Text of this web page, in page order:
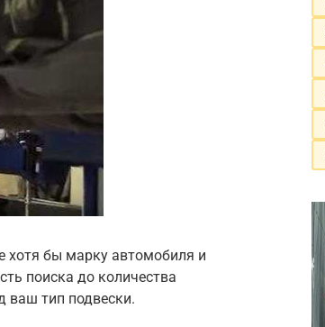
хотя бы марку автомобиля и
поиска до количества
ваш тип подвески.